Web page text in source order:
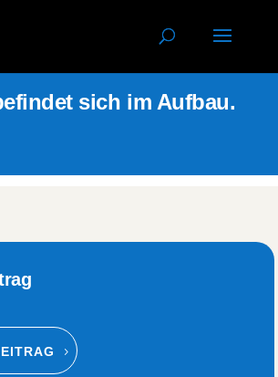
sich im Aufbau.